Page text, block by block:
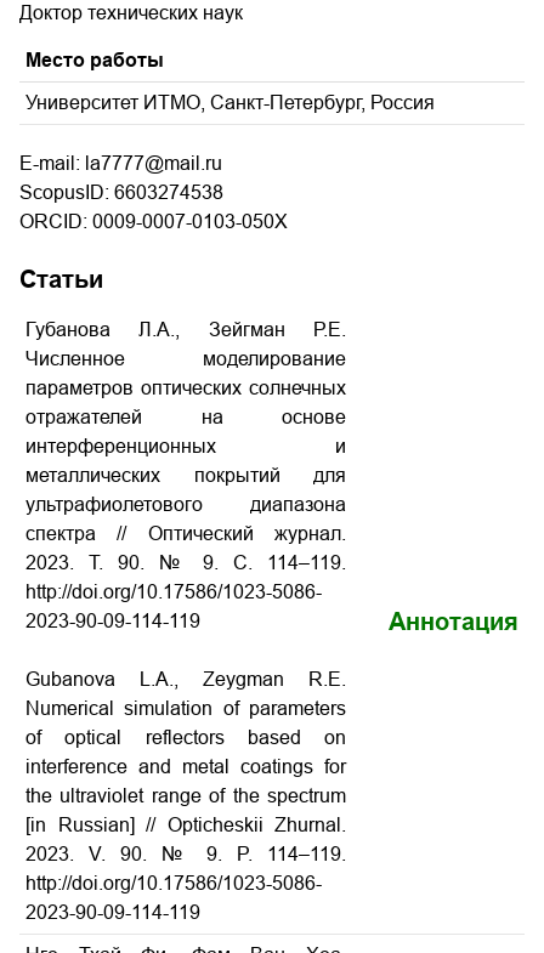
Доктор технических наук
Место работы
Университет ИТМО, Санкт-Петербург, Россия
E-mail: la7777@mail.ru
ScopusID: 6603274538
ORCID: 0009-0007-0103-050X
Статьи
Губанова Л.А., Зейгман Р.Е.
Численное моделирование
параметров оптических солнечных
отражателей на основе
интерференционных и
металлических покрытий для
ультрафиолетового диапазона
спектра // Оптический журнал.
2023. Т. 90. № 9. С. 114–119.
http://doi.org/10.17586/1023-5086-
2023-90-09-114-119
Gubanova L.A., Zeygman R.E.
Numerical simulation of parameters
of optical reflectors based on
interference and metal coatings for
the ultraviolet range of the spectrum
[in Russian] // Opticheskii Zhurnal.
2023. V. 90. № 9. P. 114–119.
http://doi.org/10.17586/1023-5086-
2023-90-09-114-119
Аннотация